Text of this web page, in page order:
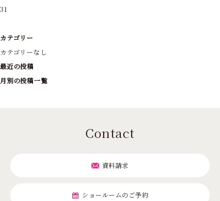
31
カテゴリー
カテゴリーなし
最近の投稿
月別の投稿一覧
Contact
資料請求
ショールームのご予約